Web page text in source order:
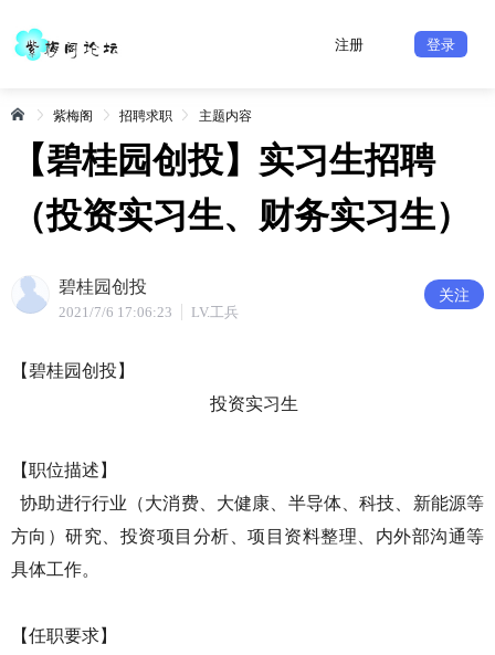
注册 登录
紫梅阁 招聘求职 主题内容
【碧桂园创投】实习生招聘
（投资实习生、财务实习生）
碧桂园创投
2021/7/6 17:06:23 LV.工兵
关注
【碧桂园创投】
投资实习生
【职位描述】
协助进行行业（大消费、大健康、半导体、科技、新能源等
方向）研究、投资项目分析、项目资料整理、内外部沟通等
具体工作。
【任职要求】